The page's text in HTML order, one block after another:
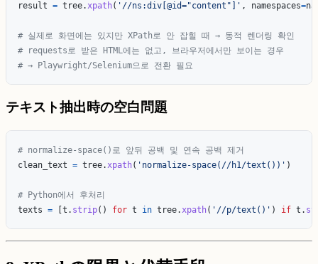
result = tree.xpath( ' //ns:div[@id="content " ' , namespaces=
# 실제로 화면에는 있지만 XPath로 안 잡힐 때 → 동적 렌더링 확인
# requests로 받은 HTML에는 없고, 브라우저에서만 보이는 경우
テキスト抽出時の空白問題
clean_text = tree. xpath( ' normalize-space(//h1/text()) ' )
texts = [t . strip() for t in tree. xpath( ' //p/text() ' ) if t .